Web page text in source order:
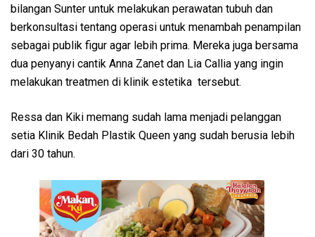
bilangan Sunter untuk melakukan perawatan tubuh dan
berkonsultasi tentang operasi untuk menambah penampilan
sebagai publik figur agar lebih prima. Mereka juga bersama
dua penyanyi cantik Anna Zanet dan Lia Callia yang ingin
melakukan treatmen di klinik estetika tersebut.
Ressa dan Kiki memang sudah lama menjadi pelanggan
setia Klinik Bedah Plastik Queen yang sudah berusia lebih
dari 30 tahun.